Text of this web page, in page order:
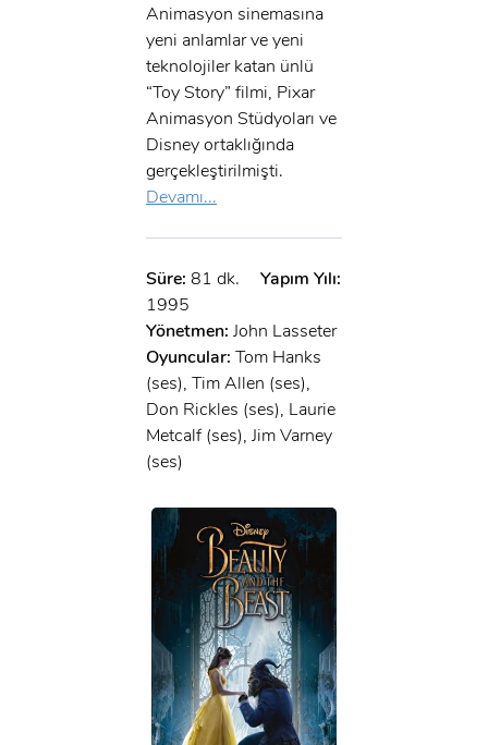
Animasyon sinemasına
yeni anlamlar ve yeni
teknolojiler katan ünlü
“Toy Story” filmi, Pixar
Animasyon Stüdyoları ve
Disney ortaklığında
gerçekleştirilmişti.
Devamı...
Süre: 81 dk.
Yapım Yılı:
1995
Yönetmen: John Lasseter
Oyuncular: Tom Hanks
(ses), Tim Allen (ses),
Don Rickles (ses), Laurie
Metcalf (ses), Jim Varney
(ses)